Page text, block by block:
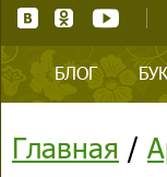
БЛОГ
Главная /